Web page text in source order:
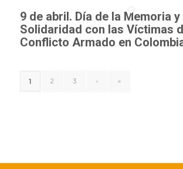
9 de abril. Día de la Memoria y
Solidaridad con las Víctimas
Conflicto Armado en
1 2 3 › »